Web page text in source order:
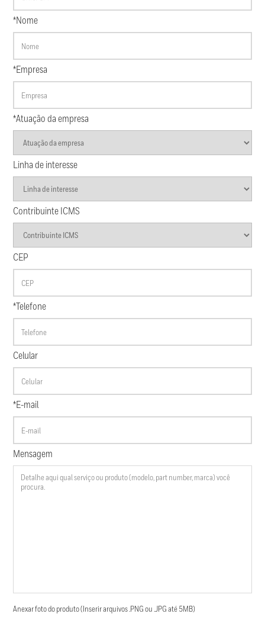
*Nome
*Empresa
*Atuação da empresa
Linha de interesse
Contribuinte ICMS
CEP
*Telefone
Celular
*E-mail
Mensagem
Anexar foto do produto (Inserir arquivos .PNG ou .JPG até 5MB)